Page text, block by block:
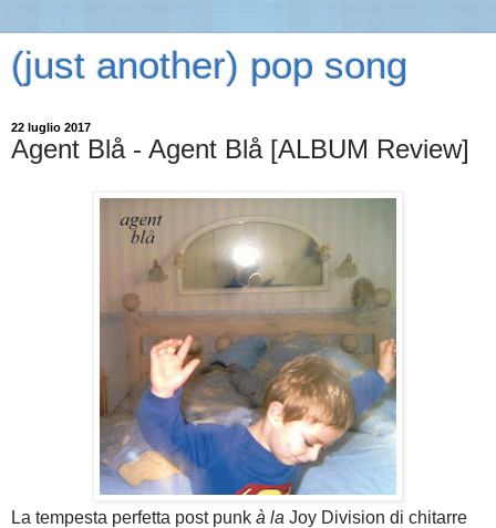
(just another) pop song
22 luglio 2017
Agent Blå - Agent Blå [ALBUM Review]
La tempesta perfetta post punk à la Joy Division di chitarre